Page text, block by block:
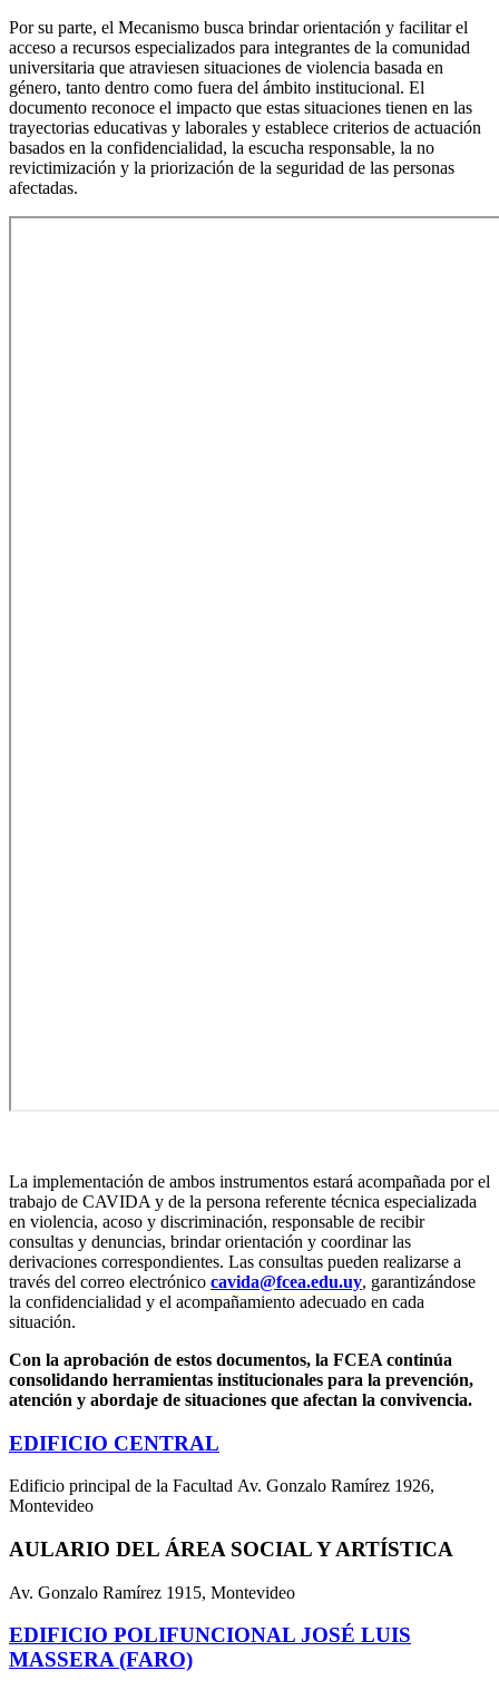
Por su parte, el Mecanismo busca brindar orientación y facilitar el
acceso a recursos especializados para integrantes de la comunidad
universitaria que atraviesen situaciones de violencia basada en
género, tanto dentro como fuera del ámbito institucional. El
documento reconoce el impacto que estas situaciones tienen en las
trayectorias educativas y laborales y establece criterios de actuación
basados en la confidencialidad, la escucha responsable, la no
revictimización y la priorización de la seguridad de las personas
afectadas.
La implementación de ambos instrumentos estará acompañada por el
trabajo de CAVIDA y de la persona referente técnica especializada
en violencia, acoso y discriminación, responsable de recibir
consultas y denuncias, brindar orientación y coordinar las
derivaciones correspondientes. Las consultas pueden realizarse a
través del correo electrónico cavida@fcea.edu.uy, garantizándose
la confidencialidad y el acompañamiento adecuado en cada
situación.
Con la aprobación de estos documentos, la FCEA continúa
consolidando herramientas institucionales para la prevención,
atención y abordaje de situaciones que afectan la convivencia.
EDIFICIO CENTRAL
Edificio principal de la Facultad Av. Gonzalo Ramírez 1926,
Montevideo
AULARIO DEL ÁREA SOCIAL Y ARTÍSTICA
Av. Gonzalo Ramírez 1915, Montevideo
EDIFICIO POLIFUNCIONAL JOSÉ LUIS
MASSERA (FARO)